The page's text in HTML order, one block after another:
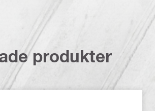
produkter